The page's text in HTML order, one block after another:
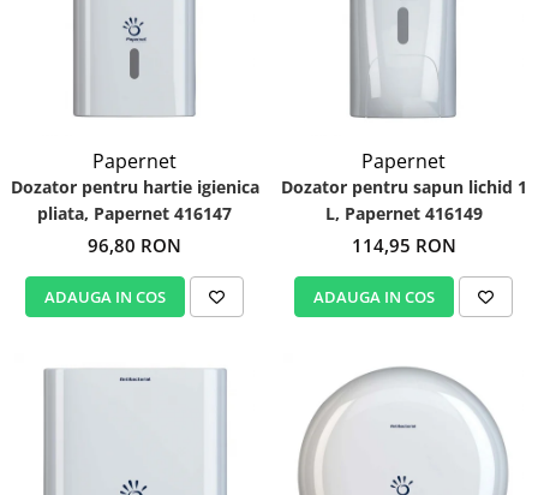
Papernet
Dozator pentru hartie igienica
pliata, Papernet 416147
96,80 RON
ADAUGA IN COS
Papernet
Dozator pentru sapun lichid 1
L, Papernet 416149
114,95 RON
ADAUGA IN COS